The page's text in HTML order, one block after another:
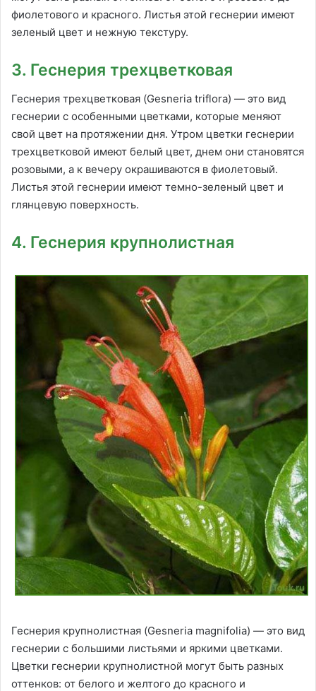
фиолетового и красного. Листья этой геснерии имеют
зеленый цвет и нежную текстуру.
3. Геснерия трехцветковая
Геснерия трехцветковая (Gesneria triflora) — это вид
геснерии с особенными цветками, которые меняют
свой цвет на протяжении дня. Утром цветки геснерии
трехцветковой имеют белый цвет, днем они становятся
розовыми, а к вечеру окрашиваются в фиолетовый.
Листья этой геснерии имеют темно-зеленый цвет и
глянцевую поверхность.
4. Геснерия крупнолистная
Геснерия крупнолистная (Gesneria magnifolia) — это вид
геснерии с большими листьями и яркими цветками.
Цветки геснерии крупнолистной могут быть разных
оттенков: от белого и желтого до красного и